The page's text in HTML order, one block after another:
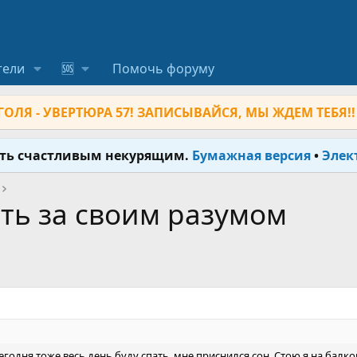
🆘 Помочь форуму
- УВЕРТЮРА 57! ЗАПИСЫВАЙСЯ, МЫ ЖДЕМ ТЕБЯ!!
счастливым некурящим. Бумажная версия•
за своим разумом